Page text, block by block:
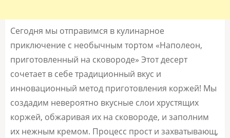
Сегодня мы отправимся в кулинарное
приключение с необычным тортом «Наполеон,
приготовленный на сковороде» Этот десерт
сочетает в себе традиционный вкус и
инновационный метод приготовления коржей! Мы
создадим невероятно вкусные слои хрустящих
коржей, обжаривая их на сковороде, и заполним
их нежным кремом. Процесс прост и захватывающ,